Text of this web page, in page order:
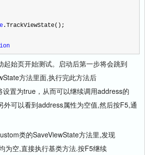
.TrackViewState();
始页开始测试。启动后第一步将会跳到
方法里面,执行完此方法后
设置为true，从而可以继续调用address的
外可以看到address属性为空值,然后按F5,通
类的SaveViewState方法里,发现
为空,直接执行基类方法.按F5继续